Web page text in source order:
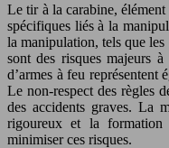
Le tir à la carabine,
spécifiques liés à la
la manipulation, tels que les
sont des risques majeurs
d’armes à feu représentent
Le non-respect des règles
des accidents graves. La
rigoureux et la formation
minimiser ces risques.